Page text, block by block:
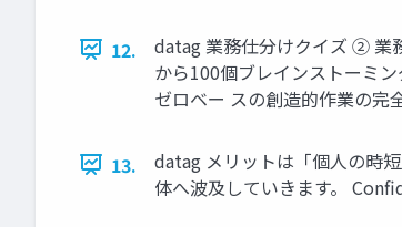
12.
datag 業務仕分けクイズ ② 業
から100個ブレインストーミ
ゼロベー スの創造的作業の
13.
datag メリットは「個人の時
体へ波及していきます。